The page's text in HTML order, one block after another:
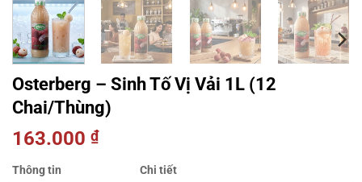
Osterberg – Sinh Tố Vị Vải 1L (12
Chai/Thùng)
163.000 ₫
Thông tin
Chi tiết